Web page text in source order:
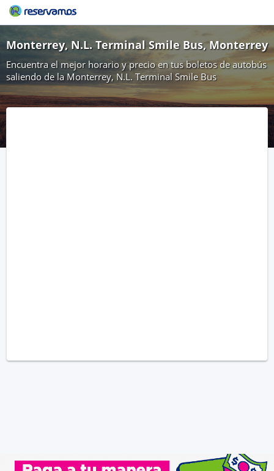
Monterrey, N.L. Terminal Smile Bus, Monterrey
Encuentra el mejor horario y precio en tus boletos de autobús
saliendo de la Monterrey, N.L. Terminal Smile Bus